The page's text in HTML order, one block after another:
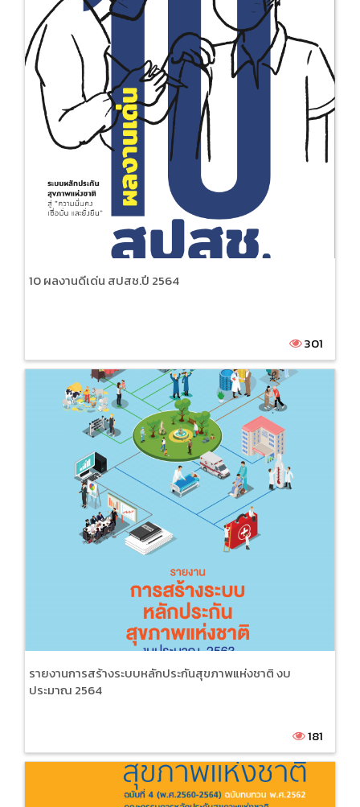
10 ผลงานดีเด่น สปสช.ปี 2564
301
รายงานการสร้างระบบหลักประกันสุขภาพแห่งชาติ งบ
ประมาณ 2564
181